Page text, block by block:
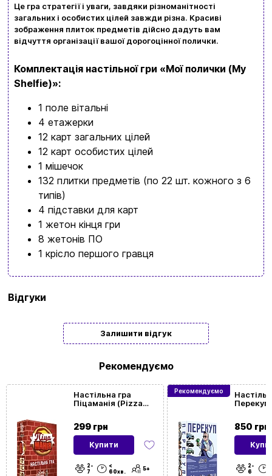
Це гра стратегії і уваги, завдяки різноманітності
загальних і особистих цілей завжди різна. Красиві
зображення плиток предметів дійсно дадуть вам
відчуття організації вашої дорогоцінної полички.
Комплектація настільної гри «Мої полички (My
Shelfie)»:
1 поле вітальні
4 етажерки
12 карт загальних цілей
12 карт особистих цілей
1 мішечок
132 плитки предметів (по 22 шт. кожного з 6
типів)
4 підставки для карт
1 жетон кінця гри
8 жетонів ПО
1 крісло першого гравця
8| 9 |10| 11 | 12+
Посилання
на BGG
Відгуки
Залишити відгук
Рекомендуємо
299 грн
Настільна гра
Піцаманія (Pizza
Купити
2-
7
<
60хв.
5+
Рекомендуємо
850 грн
Перекуп
2-
6
Замовити дзвінок
kubix.boardgames@gmail.com
Мова сайту: